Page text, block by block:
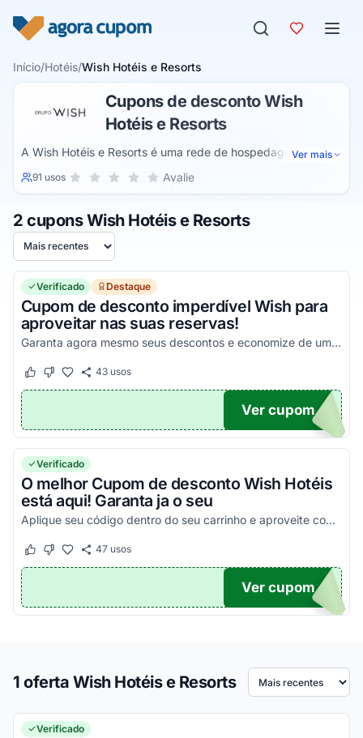
Início/Hotéis/Wish Hotéis e Resorts
Cupons de desconto Wish
Hotéis e Resorts
A Wish Hotéis e Resorts é uma rede de hospedagens de
luxo no Brasil, oferecendo experiências diferenciadas em
ambientes sofisticados para momentos de descanso e lazer.
Seus resorts combinam arquitetura moderna, infraestrutura
completa e uma variedade de serviços, desde gastronomia
requintada até opções de lazer para toda a família.
Ver mais
91 usosSua nota para Wish Hotéis e Resorts, de 1 a 5 estrelas
5 estrelas
4 estrelas
3 estrelas
2 estrelas
1 estrela Avalie
2 cupons Wish Hotéis e Resorts
Ordenar por
Verificado Destaque
Cupom de desconto imperdível Wish para
aproveitar nas suas reservas!
Garanta agora mesmo seus descontos e economize de uma forma simples aplicando o voucher!
Este cupom funcionou
Este cupom não funcionou
43usos
H5
Ver cupom
Verificado
O melhor Cupom de desconto Wish Hotéis
está aqui! Garanta ja o seu
Aplique seu código dentro do seu carrinho e aproveite com os melhores descontos!
Este cupom funcionou
Este cupom não funcionou
47usos
TICO
Ver cupom
1 oferta Wish Hotéis e Resorts Ordenar por
Verificado